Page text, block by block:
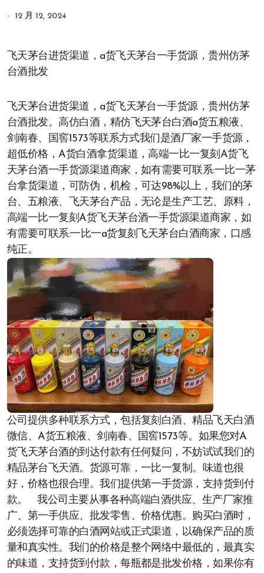
12 月 12, 2024
飞天茅台进货渠道，a货飞天茅台一手货源，贵州仿茅
台酒批发
飞天茅台进货渠道，a货飞天茅台一手货源，贵州仿茅
台酒批发。高仿白酒，精仿飞天茅台白酒a货五粮液、
剑南春、国窖1573等联系方式我们是酒厂家一手货源，
超低价格，A货白酒拿货渠道，高端一比一复刻A货飞
天茅台酒一手货源渠道商家，如有需要可联系:一比一茅
台拿货渠道，可防伪，机检，可达98%以上，我们的茅
台、五粮液、飞天茅台产品，无论是生产工艺、原料，
高端一比一复刻A货飞天茅台酒一手货源渠道商家，如
有需要可联系:一比一a货复刻飞天茅台白酒商家，口感
纯正。
公司提供多种联系方式，包括复刻白酒、精品飞天白酒
微信、A货五粮液、剑南春、国窖1573等。如果您对A
货飞天茅台酒的到达付款有任何疑问，不妨试试我们的
精品茅台飞天酒。货源可靠，一比一复制。味道也很
好，价格也很合理。我们提供第一手货源，支持货到付
款。 我公司主要从事各种高端白酒供应、生产厂家推
广、第一手供应、批发零售、价格优惠。购买白酒时，
必须选择可靠的白酒网站或正式渠道，以确保产品的质
量和真实性。我们的价格是整个网络中最低的，最真实
的味道，支持货到付款，每瓶都是批发价格，如果你有